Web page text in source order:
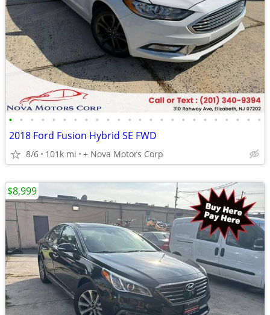
• • • • • • • • • • • • • • • • • • • • • • • •
2018 Ford Fusion Hybrid SE FWD
8/6 101k mi + Nova Motors Corp
$8,999